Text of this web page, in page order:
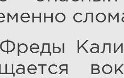
Фреды